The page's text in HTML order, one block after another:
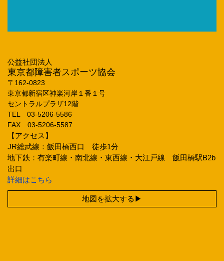
公益社団法人
東京都障害者スポーツ協会
〒162‐0823
東京都新宿区神楽河岸１番１号
セントラルプラザ12階
TEL 03‐5206‐5586
FAX 03‐5206‐5587
【アクセス】
JR総武線：飯田橋西口 徒歩1分
地下鉄：有楽町線・南北線・東西線・大江戸線 飯田橋駅B2b
出口
詳細はこちら
地図を拡大する